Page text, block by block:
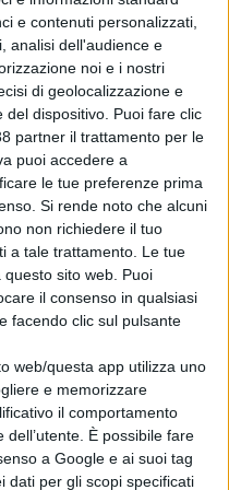
e contenuti personalizzati,
analisi dell'audience e
noi e i nostri
di geolocalizzazione e
del dispositivo. Puoi fare clic
partner il trattamento per le
puoi accedere a
le tue preferenze prima
Si rende noto che alcuni
non richiedere il tuo
a tale trattamento. Le tue
sito web. Puoi
il consenso in qualsiasi
facendo clic sul pulsante
web/questa app utilizza uno
e memorizzare
il comportamento
dell’utente. È possibile fare
a Google e ai suoi tag
dati per gli scopi specificati
questa responsabilità
in Procura un
sia ancora
Siamo davanti a
giornata di caccia
in Sardegna».
non replicare nello
superiore
chiesto perché
e delle leggi europee.
esprimere un parere.
quel che si può fare
del Tar».
su cui interviene anche